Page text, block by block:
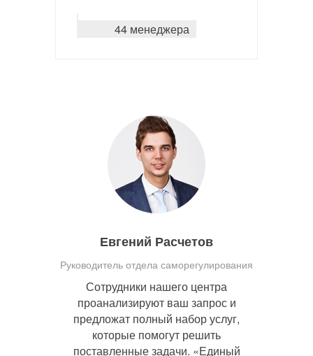
44 менеджера
Евгений Расчетов
Руководитель отдела саморегулирования
Сотрудники нашего центра
проанализируют ваш запрос и
предложат полный набор услуг,
которые помогут решить
поставленные задачи. «Единый